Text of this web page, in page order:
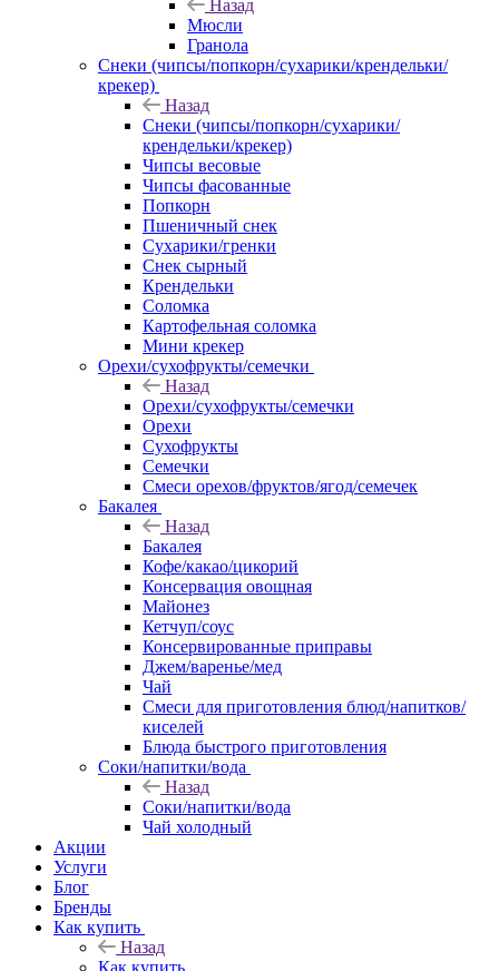
Назад
Мюсли
Гранола
Снеки (чипсы/попкорн/сухарики/крендельки/
крекер)
Назад
Снеки (чипсы/попкорн/сухарики/
крендельки/крекер)
Чипсы весовые
Чипсы фасованные
Попкорн
Пшеничный снек
Сухарики/гренки
Снек сырный
Крендельки
Соломка
Картофельная соломка
Мини крекер
Орехи/сухофрукты/семечки
Назад
Орехи/сухофрукты/семечки
Орехи
Сухофрукты
Семечки
Смеси орехов/фруктов/ягод/семечек
Бакалея
Назад
Бакалея
Кофе/какао/цикорий
Консервация овощная
Майонез
Кетчуп/соус
Консервированные приправы
Джем/варенье/мед
Чай
Смеси для приготовления блюд/напитков/
киселей
Блюда быстрого приготовления
Соки/напитки/вода
Назад
Соки/напитки/вода
Чай холодный
Акции
Услуги
Блог
Бренды
Как купить
Назад
Как купить